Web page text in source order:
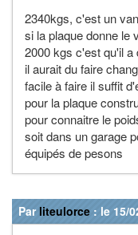
2340kgs, c'est un
si la plaque donne le
2000 kgs c'est qu'il a
il aurait du faire
facile à faire il suffit
pour la plaque
pour connaitre le
soit dans un garage
équipés de pesons
Par liteulorce : le 15/